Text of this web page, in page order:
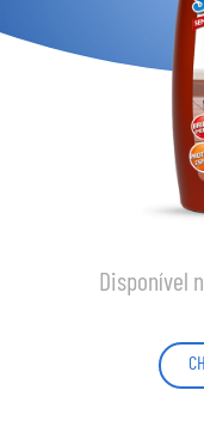
Disponível